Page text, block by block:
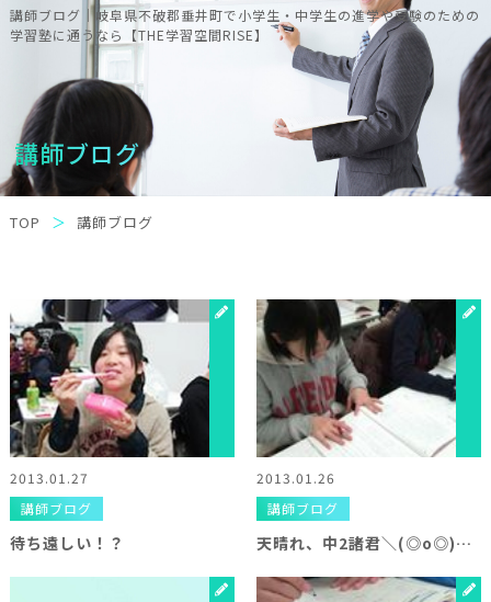
講師ブログ｜岐阜県不破郡垂井町で小学生・中学生の進学や受験のための
学習塾に通うなら【THE学習空間RISE】
講師ブログ
TOP 講師ブログ
2013.01.27
講師ブログ
待ち遠しい！？
2013.01.26
講師ブログ
天晴れ、中2諸君＼(◎o◎)／！